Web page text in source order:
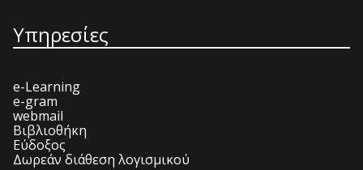
Υπηρεσίες
e-Learning
e-gram
webmail
Βιβλιοθήκη
Εύδοξος
Δωρεάν διάθεση λογισμικού